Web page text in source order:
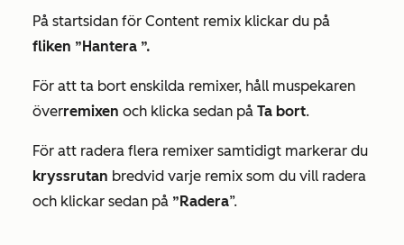
På startsidan för Content remix klickar du på
fliken ”Hantera ”.
För att ta bort enskilda remixer, håll muspekaren
överremixen och klicka sedan på Ta bort.
För att radera flera remixer samtidigt markerar du
kryssrutan bredvid varje remix som du vill radera
och klickar sedan på ”Radera”.